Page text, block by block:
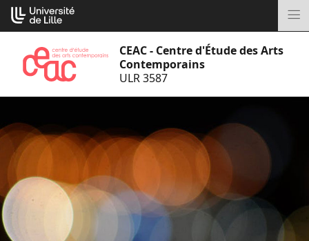
Aller
au
CEAC - Centre d'Étude des Arts
Contemporains
ULR 3587
Cookies management panel